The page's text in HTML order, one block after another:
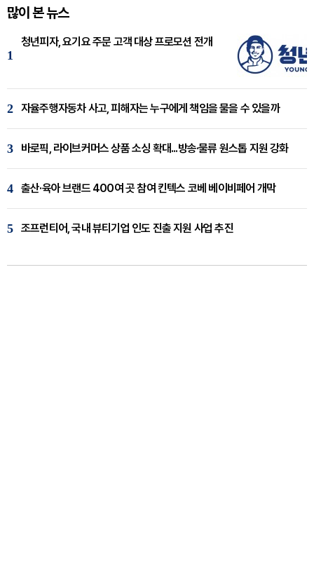
많이 본 뉴스
1
청년피자, 요기요 주문 고객 대상 프로모션 전개
2 자율주행자동차 사고, 피해자는 누구에게 책임을 물을 수 있을까
3 바로픽, 라이브커머스 상품 소싱 확대...방송·물류 원스톱 지원 강화
4 출산·육아 브랜드 400여 곳 참여 킨텍스 코베 베이비페어 개막
5 조프런티어, 국내 뷰티기업 인도 진출 지원 사업 추진